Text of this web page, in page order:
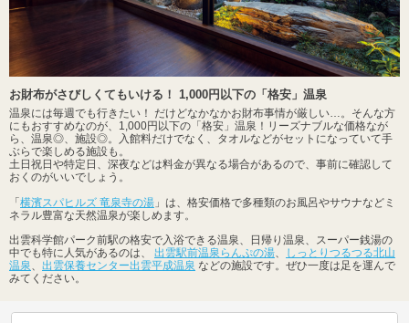
お財布がさびしくてもいける！ 1,000円以下の「格安」温泉
温泉には毎週でも行きたい！ だけどなかなかお財布事情が厳しい…。そんな方
にもおすすめなのが、1,000円以下の「格安」温泉！リーズナブルな価格なが
ら、温泉◎、施設◎。入館料だけでなく、タオルなどがセットになっていて手
ぶらで楽しめる施設も。
土日祝日や特定日、深夜などは料金が異なる場合があるので、事前に確認して
おくのがいいでしょう。
「 横濱スパヒルズ 竜泉寺の湯 」は、格安価格で多種類のお風呂やサウナなどミ
ネラル豊富な天然温泉が楽しめます。
出雲科学館パーク前駅の格安で入浴できる温泉、日帰り温泉、スーパー銭湯の
中でも特に人気があるのは、 出雲駅前温泉らんぷの湯、
しっとりつるつる北山
温泉、 出雲保養センター出雲平成温泉 などの施設です。ぜひ一度は足を運んで
みてください。